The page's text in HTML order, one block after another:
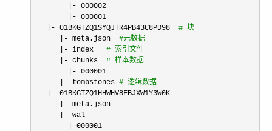
        |- 000002
        |- 000001
   |- 01BKGTZQ1SYQJTR4PB43C8PD98
# 块
      |- meta.json
#元数据
      |- index
# 索引文件
      |- chunks
# 样本数据
        |- 000001
      |- tombstones
# 逻辑数据
   |-
01BKGTZQ1HHWHV8FBJXW1Y3W0K
|- meta.json
|- wal
|-000001